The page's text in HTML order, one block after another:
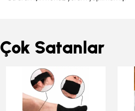
Çok Satanlar